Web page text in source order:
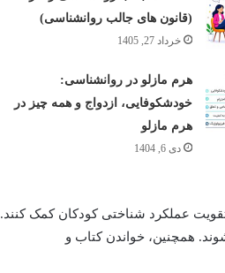
(قانون های جالب روانشناسی)
خرداد 27, 1405
هرم مازلو در روانشناسی:
خودشکوفایی، ازدواج و همه چیز در
هرم مازلو
دی 6, 1404
عملکرد شناختی کودکان کمک کنند.
همچنین، خواندن کتاب و